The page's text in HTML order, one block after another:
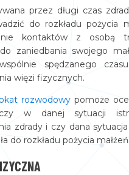
przez długi czas
do rozkładu pożycia
kontaktów z osobą
zaniedbania swojego
spędzanego
więzi fizycznych.
rozwodowy pomoże
w danej sytuacji
zdrady i czy dana
do rozkładu pożycia